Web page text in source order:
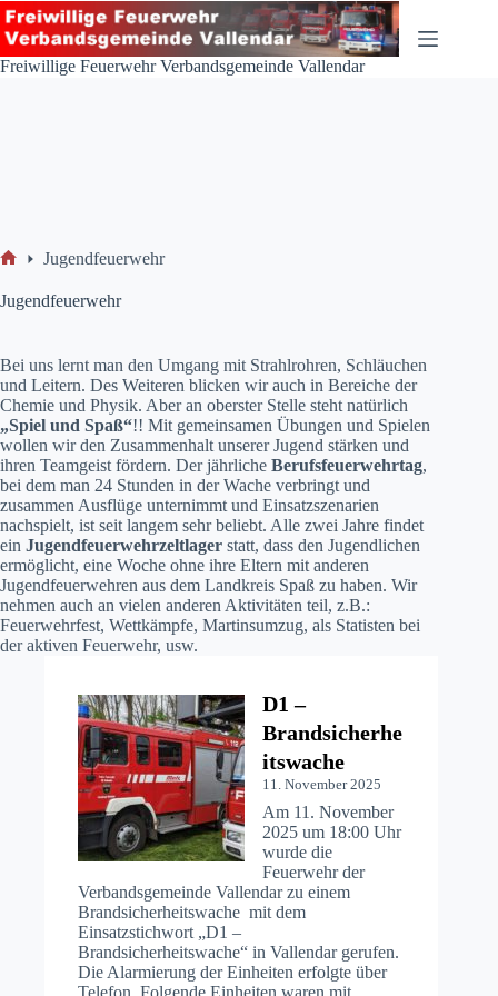
Zum
Inhalt
springen
Freiwillige Feuerwehr Verbandsgemeinde Vallendar
Jugendfeuerwehr
Jugendfeuerwehr
Bei uns lernt man den Umgang mit Strahlrohren, Schläuchen
und Leitern. Des Weiteren blicken wir auch in Bereiche der
Chemie und Physik. Aber an oberster Stelle steht natürlich
„Spiel und Spaß“!! Mit gemeinsamen Übungen und Spielen
wollen wir den Zusammenhalt unserer Jugend stärken und
ihren Teamgeist fördern. Der jährliche Berufsfeuerwehrtag,
bei dem man 24 Stunden in der Wache verbringt und
zusammen Ausflüge unternimmt und Einsatzszenarien
nachspielt, ist seit langem sehr beliebt. Alle zwei Jahre findet
ein Jugendfeuerwehrzeltlager statt, dass den Jugendlichen
ermöglicht, eine Woche ohne ihre Eltern mit anderen
Jugendfeuerwehren aus dem Landkreis Spaß zu haben. Wir
nehmen auch an vielen anderen Aktivitäten teil, z.B.:
Feuerwehrfest, Wettkämpfe, Martinsumzug, als Statisten bei
der aktiven Feuerwehr, usw.
D1 –
Brandsicherhe
itswache
11. November 2025
Am 11. November
2025 um 18:00 Uhr
wurde die
Feuerwehr der
Verbandsgemeinde Vallendar zu einem
Brandsicherheitswache mit dem
Einsatzstichwort „D1 –
Brandsicherheitswache“ in Vallendar gerufen.
Die Alarmierung der Einheiten erfolgte über